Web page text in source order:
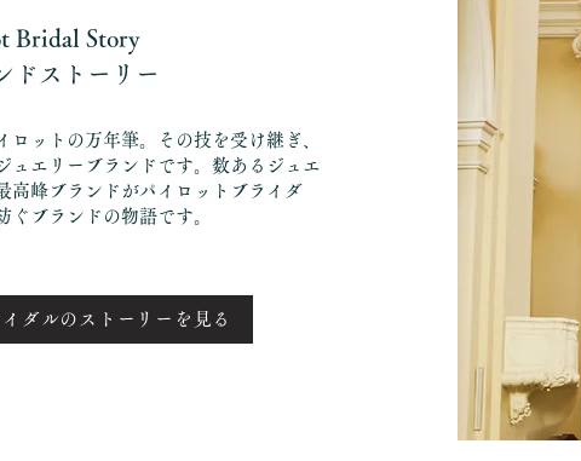
Bridal Story
ドストーリー
ットの万年筆。その技を受け継ぎ、
ュエリーブランドです。数あるジュエ
高峰ブランドがパイロットブライダ
ぐブランドの物語です。
ダルのストーリーを見る